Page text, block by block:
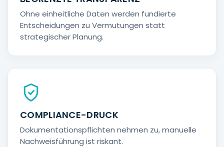
Ohne einheitliche Daten werden fundierte
Entscheidungen zu Vermutungen statt
strategischer Planung.
COMPLIANCE-DRUCK
Dokumentationspflichten nehmen zu, manuelle
Nachweisführung ist riskant.